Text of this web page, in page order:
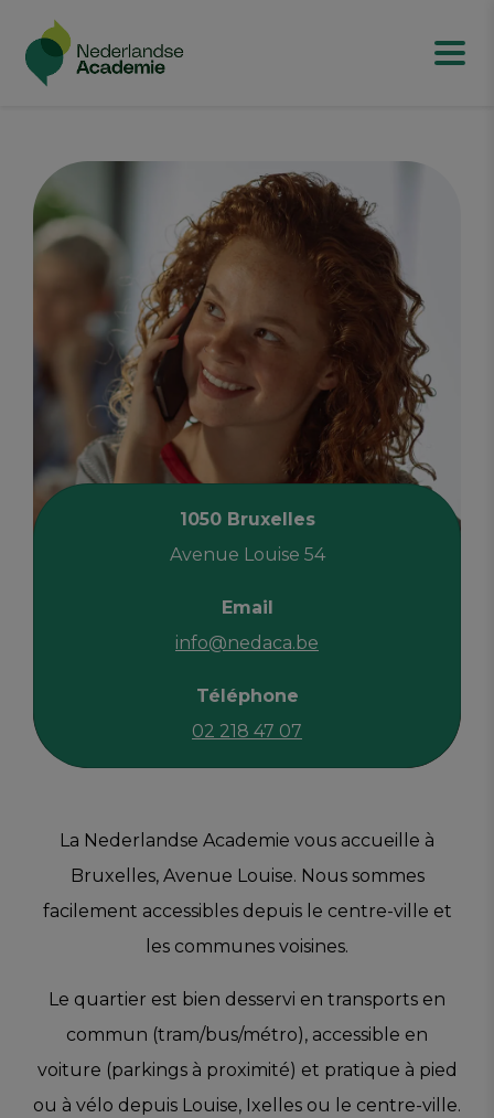
1050 Bruxelles
Avenue Louise 54
Email
info@nedaca.be
Téléphone
02 218 47 07
La Nederlandse Academie vous accueille à
Bruxelles, Avenue Louise. Nous sommes
facilement accessibles depuis le centre-ville et
les communes voisines.
Le quartier est bien desservi en transports en
commun (tram/bus/métro), accessible en
voiture (parkings à proximité) et pratique à pied
ou à vélo depuis Louise, Ixelles ou le centre-ville.